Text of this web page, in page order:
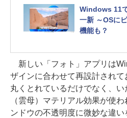
Windows 11
一新 ～OSに
機能も？
新しい「フォト」アプリは
ザインに合わせて再設計され
丸くとれているだけでなく、い
（雲母）マテリアル効果が使
ンドウの不透明度に微妙な違